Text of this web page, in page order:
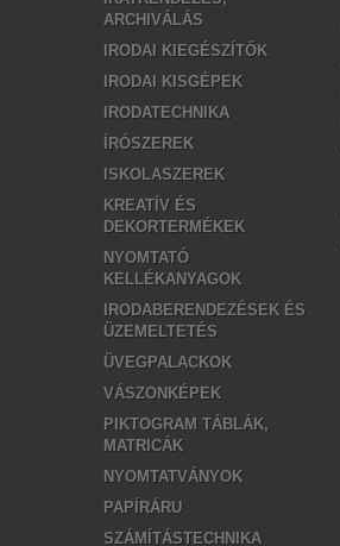
ARCHIVÁLÁS
IRODAI KIEGÉSZÍTŐK
IRODAI KISGÉPEK
IRODATECHNIKA
ÍRÓSZEREK
ISKOLASZEREK
KREATÍV ÉS
DEKORTERMÉKEK
NYOMTATÓ
KELLÉKANYAGOK
IRODABERENDEZÉSEK ÉS
ÜZEMELTETÉS
ÜVEGPALACKOK
VÁSZONKÉPEK
PIKTOGRAM TÁBLÁK,
MATRICÁK
NYOMTATVÁNYOK
PAPÍRÁRU
SZÁMÍTÁSTECHNIKA